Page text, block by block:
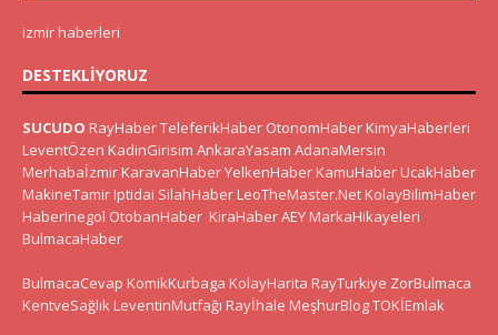
izmir haberleri
DESTEKLIYORUZ
SUCUDO RayHaberTeleferikHaber OtonomHaber KimyaHaberleri
LeventÖzen KadinGirisim AnkaraYasam AdanaMersin
Merhabaİzmir KaravanHaberYelkenHaber KamuHaber UcakHaber
MakineTamir Iptidai SilahHaber LeoTheMaster.Net KolayBilimHaber
HaberInegol OtobanHaber KiraHaberAEY MarkaHikayeleri
BulmacaHaber
BulmacaCevap KomikKurbaga KolayHarita RayTurkiye ZorBulmaca
KentveSağlık LeventinMutfağı Rayİhale MeşhurBlogTOKİEmlak